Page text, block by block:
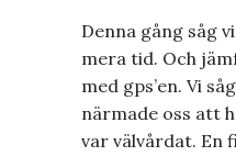
Denna gång såg
mera tid. Och
med gps’en. Vi
närmade oss att
var välvårdat. En